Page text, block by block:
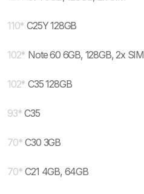
110* C25Y 128GB
102* Note 60 6GB, 128GB, 2x SIM
102* C35 128GB
93* C35
70* C30 3GB
70* C21 4GB, 64GB